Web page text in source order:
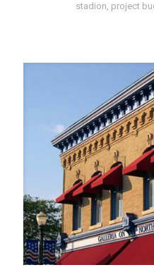
stadion, project